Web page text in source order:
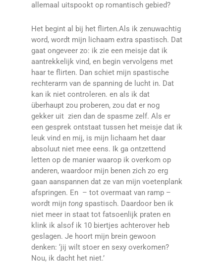
allemaal uitspookt op romantisch gebied?
Het begint al bij het flirten.Als ik zenuwachtig
word, wordt mijn lichaam extra spastisch. Dat
gaat ongeveer zo: ik zie een meisje dat ik
aantrekkelijk vind, en begin vervolgens met
haar te flirten. Dan schiet mijn spastische
rechterarm van de spanning de lucht in. Dat
kan ik niet controleren. en als ik dat
überhaupt zou proberen, zou dat er nog
gekker uit zien dan de spasme zelf. Als er
een gesprek ontstaat tussen het meisje dat ik
leuk vind en mij, is mijn lichaam het daar
absoluut niet mee eens. Ik ga ontzettend
letten op de manier waarop ik overkom op
anderen, waardoor mijn benen zich zo erg
gaan aanspannen dat ze van mijn voetenplank
afspringen. En – tot overmaat van ramp –
wordt mijn tong spastisch. Daardoor ben ik
niet meer in staat tot fatsoenlijk praten en
klink ik alsof ik 10 biertjes achterover heb
geslagen. Je hoort mijn brein gewoon
denken: ‘jij wilt stoer en sexy overkomen?
Nou, ik dacht het niet.’